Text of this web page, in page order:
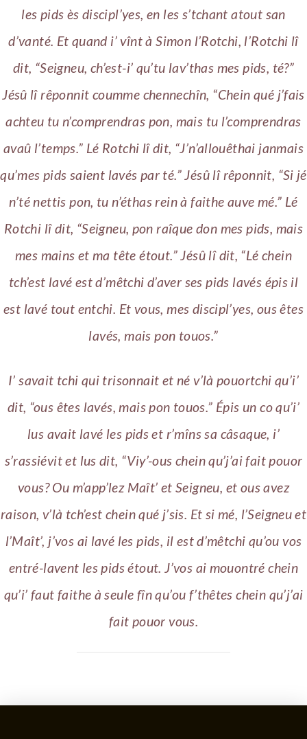
les pids ès discipl’yes, en les s’tchant atout san
d’vanté. Et quand i’ vînt à Simon l’Rotchi, l’Rotchi lî
dit, “Seigneu, ch’est-i’ qu’tu lav’thas mes pids, té?”
Jésû lî rêponnit coumme chennechîn, “Chein qué j’fais
achteu tu n’comprendras pon, mais tu l’comprendras
avaû l’temps.” Lé Rotchi lî dit, “J’n’allouêthai janmais
qu’mes pids saient lavés par té.” Jésû lî rêponnit, “Si jé
n’té nettis pon, tu n’éthas rein à faithe auve mé.” Lé
Rotchi lî dit, “Seigneu, pon raîque don mes pids, mais
mes mains et ma tête étout.” Jésû lî dit, “Lé chein
tch’est lavé est d’mêtchi d’aver ses pids lavés épis il
est lavé tout entchi. Et vous, mes discipl’yes, ous êtes
lavés, mais pon touos.”
I’ savait tchi qui trisonnait et né v’là pouortchi qu’i’
dit, “ous êtes lavés, mais pon touos.” Épis un co qu’i’
lus avait lavé les pids et r’mîns sa câsaque, i’
s’rassiévit et lus dit, “Viy’-ous chein qu’j’ai fait pouor
vous? Ou m’app’lez Maît’ et Seigneu, et ous avez
raison, v’là tch’est chein qué j’sis. Et si mé, l’Seigneu et
l’Maît’, j’vos ai lavé les pids, il est d’mêtchi qu’ou vos
entré-lavent les pids étout. J’vos ai mouontré chein
qu’i’ faut faithe à seule fîn qu’ou f’thêtes chein qu’j’ai
fait pouor vous.